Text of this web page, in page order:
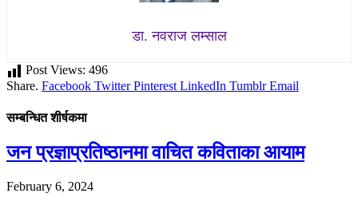
डा. नवराज लम्साल
Post Views: 496
Share. Facebook Twitter Pinterest LinkedIn Tumblr Email
सम्बन्धित शीर्षकमा
जन प्रज्ञाप्रतिष्ठानमा वाचित कविताका आयाम
February 6, 2024